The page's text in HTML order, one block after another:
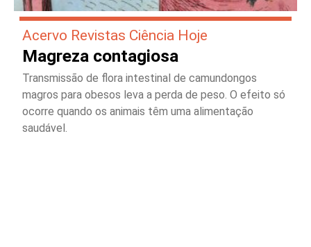
Acervo Revistas Ciência Hoje
Magreza contagiosa
Transmissão de flora intestinal de camundongos
magros para obesos leva a perda de peso. O efeito só
ocorre quando os animais têm uma alimentação
saudável.